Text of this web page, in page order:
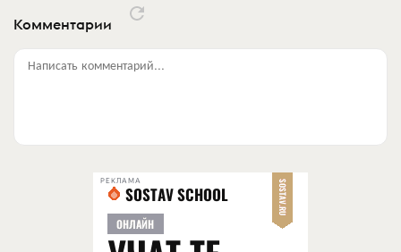
Комментарии
Написать комментарий...
РЕКЛАМА